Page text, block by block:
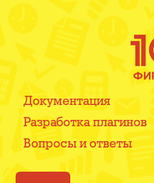
Документация
Разработка плагинов
Вопросы и ответы